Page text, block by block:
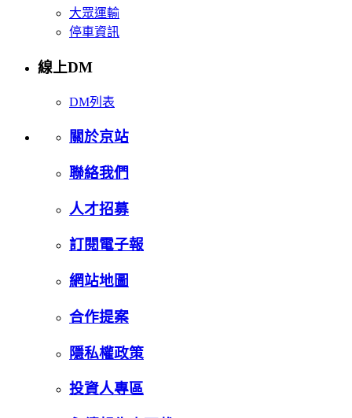
大眾運輸
停車資訊
線上DM
DM列表
關於京站
聯絡我們
人才招募
訂閱電子報
網站地圖
合作提案
隱私權政策
投資人專區